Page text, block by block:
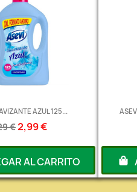
AZUL 125...
€2,99 €
AL CARRITO